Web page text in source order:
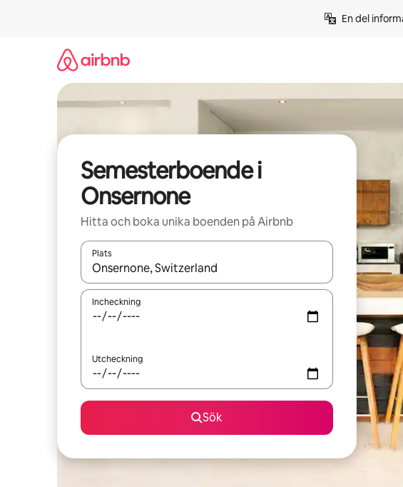
En del
Semesterboende i
Onsernone
Hitta och boka unika boenden på Airbnb
Plats
När resultaten är tillgängliga kan du navigera med upp- och
Incheckning
Utcheckning
Sök